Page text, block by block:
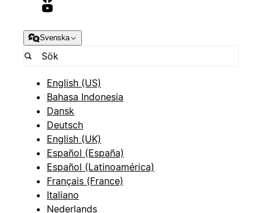
Svenska
English (US)
Bahasa Indonesia
Dansk
Deutsch
English (UK)
Español (España)
Español (Latinoamérica)
Français (France)
Italiano
Nederlands